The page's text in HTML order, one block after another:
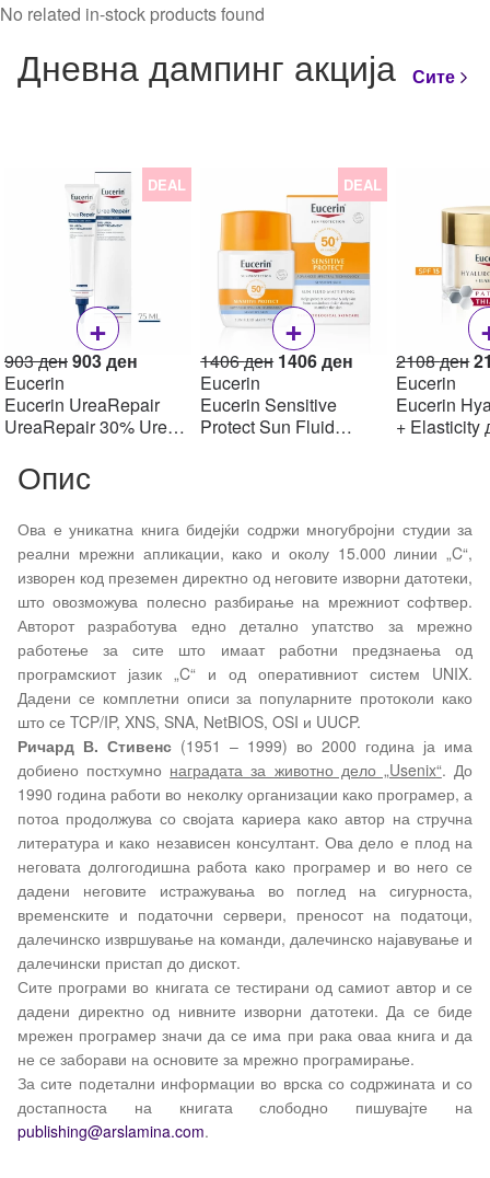
No related in-stock products found
Дневна дампинг акција Сите
DEAL
+
903денOriginal
was:
903 ден.
903ден
is:
903 ден.
Eucerin
Eucerin UreaRepair
UreaRepair 30% Urea
30% уреа 75 мл
DEAL
+
1406ден Original
was:
1406 ден.
1406ден Current
1406 ден.
Eucerin
Eucerin Sensitive
Protect Sun Fluid
2108ден
Eucerin
Eucerin
+ Elasticity
Опис
Ова е уникатна книга бидејќи содржи многубројни студии за
реални мрежни апликации, како и околу 15.000 линии „C“,
изворен код преземен директно од неговите изворни датотеки,
што овозможува полесно разбирање на мрежниот софтвер.
Авторот разработува едно детално упатство за мрежно
работење за сите што имаат работни предзнаења од
програмскиот јазик „C“ и од оперативниот систем UNIX.
Дадени се комплетни описи за популарните протоколи како
што се TCP/IP, XNS, SNA, NetBIOS, OSI и UUCP.
Ричард В. Стивенс (1951 – 1999) во 2000 година ја има
добиено постхумно наградата за животно дело „Usenix“. До
1990 година работи во неколку организации како програмер, а
потоа продолжува со својата кариера како автор на стручна
литература и како независен консултант. Ова дело е плод на
неговата долгогодишна работа како програмер и во него се
дадени неговите истражувања во поглед на сигурноста,
временските и податочни сервери, преносот на податоци,
далечинско извршување на команди, далечинско најавување и
далечински пристап до дискот.
Сите програми во книгата се тестирани од самиот автор и се
дадени директно од нивните изворни датотеки. Да се биде
мрежен програмер значи да се има при рака оваа книга и да
не се заборави на основите за мрежно програмирање.
За сите подетални информации во врска со содржината и со
достапноста на книгата слободно пишувајте на
publishing@arslamina.com.